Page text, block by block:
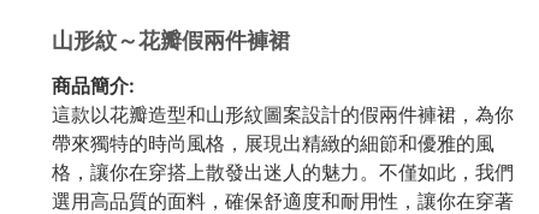
山形紋～花瓣假兩件褲裙
商品簡介:
這款以花瓣造型和山形紋圖案設計的假兩件褲裙，為你
帶來獨特的時尚風格，展現出精緻的細節和優雅的風
格，讓你在穿搭上散發出迷人的魅力。不僅如此，我們
選用高品質的面料，確保舒適度和耐用性，讓你在穿著